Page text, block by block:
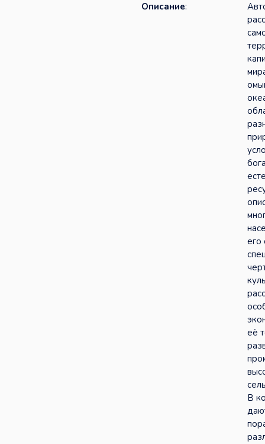
Описание:
его
её
В